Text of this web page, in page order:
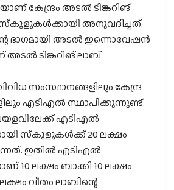
കേന്ദ്രം അടല്‍ ടിങ്കറിങ്
അനുവദിച്ചത്.
ഭാഗമായി അടല്‍ ഇന്നൊവേഷന്‍
അടല്‍ ടിങ്കറിങ് ലാബ്
സംസ്ഥാനങ്ങളിലും കേന്ദ്ര
എടിഎല്‍ സ്ഥാപിക്കുന്നുണ്ട്.
എടിഎല്‍
സ്‌കൂളുകള്‍ക്ക് 20 ലക്ഷം
ഇതില്‍ എടിഎല്‍
10 ലക്ഷം ബാക്കി 10 ലക്ഷം
വീതം ലാബിന്റെ